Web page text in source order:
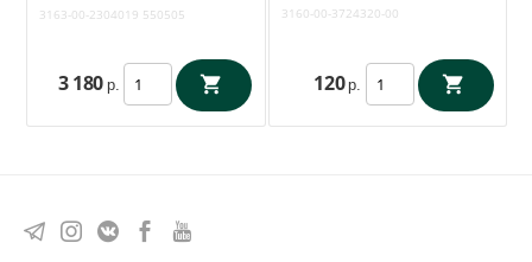
шкворневой ключ) (RedBTR)
3163-00-2304019 550505
3 180 р.
3160-00-3724320-00
120 р.